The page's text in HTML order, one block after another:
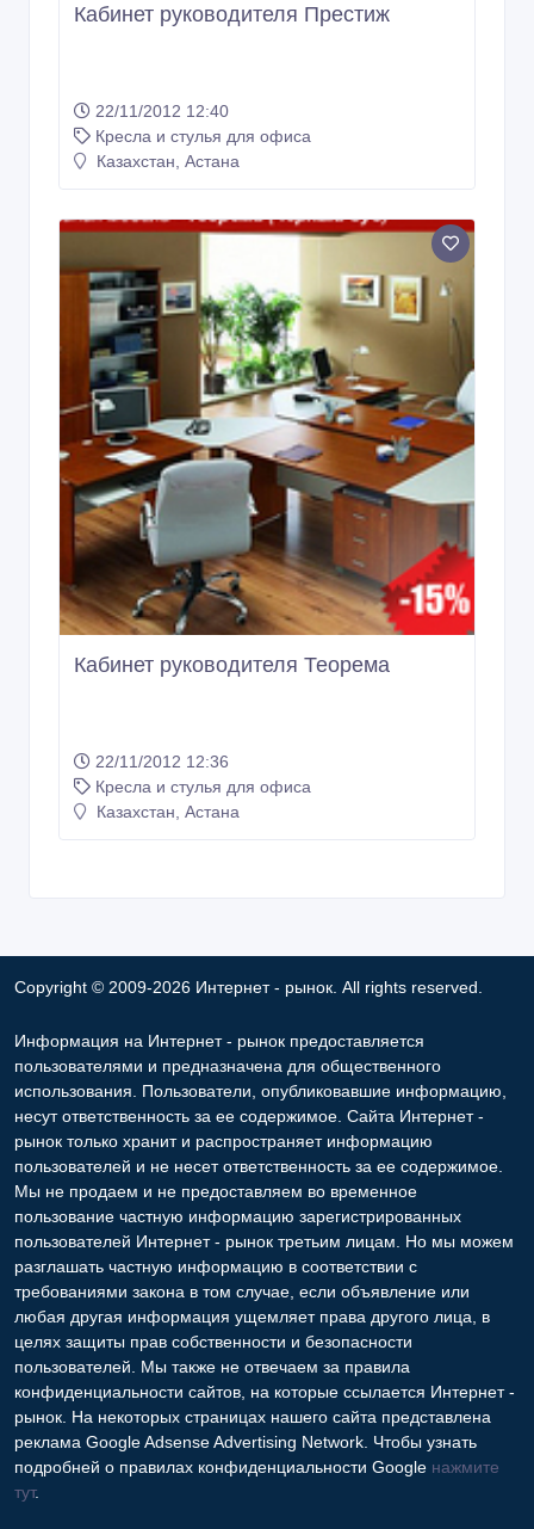
Кабинет руководителя Престиж
22/11/2012 12:40
Кресла и стулья для офиса
Казахстан, Астана
Кабинет руководителя Теорема
22/11/2012 12:36
Кресла и стулья для офиса
Казахстан, Астана
Copyright © 2009-2026 Интернет - рынок. All rights reserved.
Информация на Интернет - рынок предоставляется
пользователями и предназначена для общественного
использования. Пользователи, опубликовавшие информацию,
несут ответственность за ее содержимое. Сайта Интернет -
рынок только хранит и распространяет информацию
пользователей и не несет ответственность за ее содержимое.
Мы не продаем и не предоставляем во временное
пользование частную информацию зарегистрированных
пользователей Интернет - рынок третьим лицам. Но мы можем
разглашать частную информацию в соответствии с
требованиями закона в том случае, если объявление или
любая другая информация ущемляет права другого лица, в
целях защиты прав собственности и безопасности
пользователей. Мы также не отвечаем за правила
конфиденциальности сайтов, на которые ссылается Интернет -
рынок. На некоторых страницах нашего сайта представлена
реклама Google Adsense Advertising Network. Чтобы узнать
подробней о правилах конфиденциальности Google нажмите
тут.